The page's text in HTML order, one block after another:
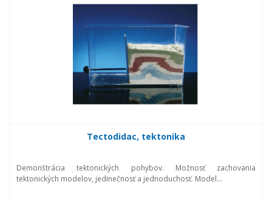
Tectodidac, tektonika
Demonštrácia tektonických pohybov. Možnosť zachovania
tektonických modelov, jedinečnosť a jednoduchosť. Model...